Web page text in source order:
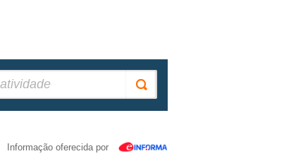
Informação oferecida por